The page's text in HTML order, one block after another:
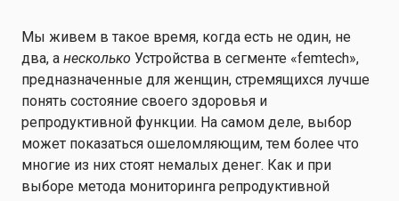
Мы живем в такое время, когда есть не один, не
два, а несколько Устройства в сегменте «femtech»,
предназначенные для женщин, стремящихся лучше
понять состояние своего здоровья и
репродуктивной функции. На самом деле, выбор
может показаться ошеломляющим, тем более что
многие из них стоят немалых денег. Как и при
выборе метода мониторинга репродуктивной